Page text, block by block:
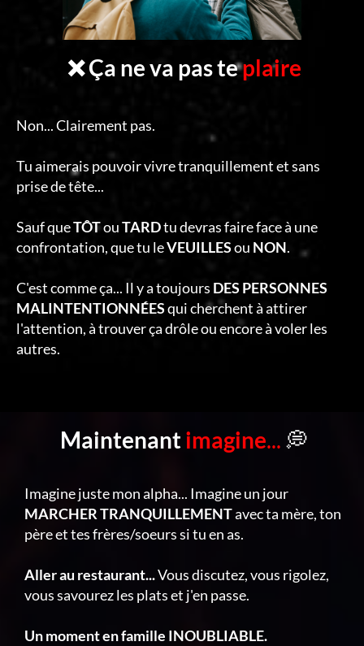
❌ Ça ne va pas teplaire
Non... Clairement pas.
Tu aimerais pouvoir vivre tranquillement et sans
prise de tête...
Sauf queTÔTouTARDtu devras faire face à une
confrontation, que tu leVEUILLESou NON.
C'est comme ça... Il y a toujours DES PERSONNES
MALINTENTIONNÉESqui cherchent à attirer
l'attention, à trouver ça drôle ou encore à voler les
autres.
Maintenantimagine... 💭
Imagine juste mon alpha... Imagine un jour
MARCHER TRANQUILLEMENTavec ta mère, ton
père et tes frères/soeurs si tu en as.
Aller au restaurant...Vous discutez, vous rigolez,
vous savourez les plats et j'en passe.
Un moment en famille INOUBLIABLE.